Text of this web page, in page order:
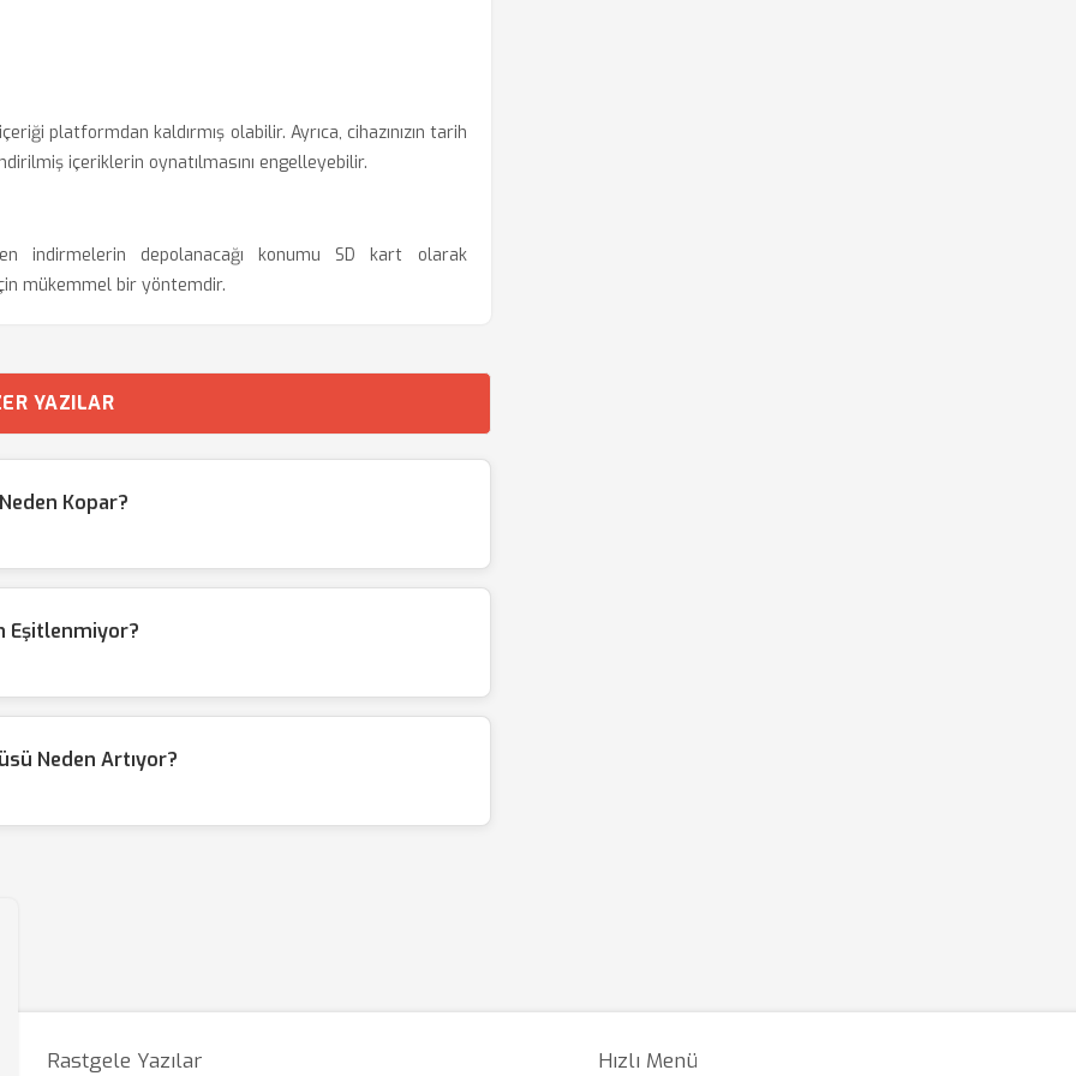
platformdan kaldırmış olabilir. Ayrıca, cihazınızın tarih
içeriklerin oynatılmasını engelleyebilir.
indirmelerin depolanacağı konumu SD kart olarak
mükemmel bir yöntemdir.
YAZILAR
Kopar?
Eşitlenmiyor?
Neden Artıyor?
Rastgele Yazılar Hızlı Menü